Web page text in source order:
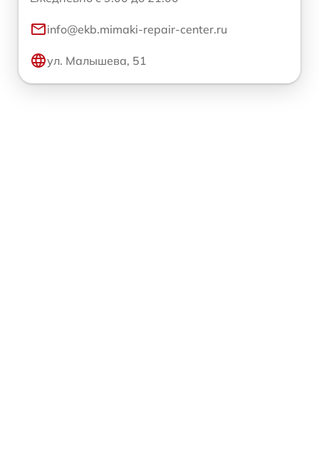
info@ekb.mimaki-repair-center.ru
ул. Малышева, 51